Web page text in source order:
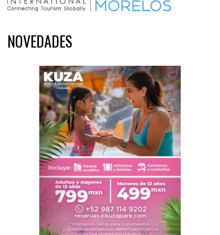
NOVEDADES